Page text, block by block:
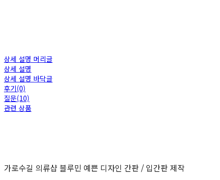
상세 설명 머리글
상세 설명
상세 설명 바닥글
후기(0)
질문(10)
관련 상품
가로수길 의류샵 블루민 예쁜 디자인 간판 / 입간판 제작